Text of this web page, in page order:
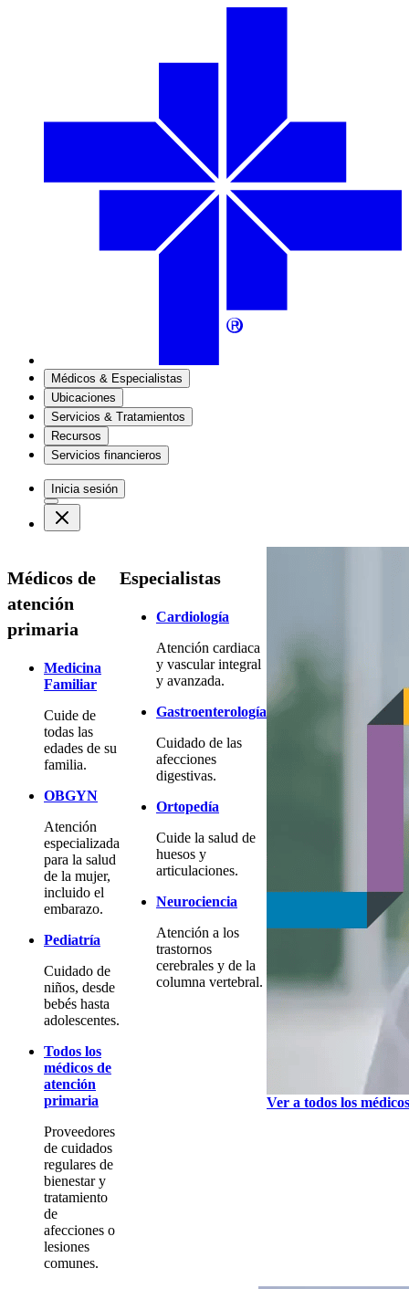
Médicos & Especialistas
Ubicaciones
Servicios & Tratamientos
Recursos
Servicios financieros
Inicia sesión
Médicos de
atención
primaria
Medicina
Familiar
Cuide de
todas las
edades de su
familia.
OBGYN
Atención
especializada
para la salud
de la mujer,
incluido el
embarazo.
Pediatría
Cuidado de
niños, desde
bebés hasta
adolescentes.
Todos los
médicos de
atención
primaria
Proveedores
de cuidados
regulares de
bienestar y
tratamiento
de
afecciones o
lesiones
comunes.
Especialistas
Cardiología
Atención cardiaca
y vascular integral
y avanzada.
Gastroenterología
Cuidado de las
afecciones
digestivas.
Ortopedía
Cuide la salud de
huesos y
articulaciones.
Neurociencia
Atención a los
trastornos
cerebrales y de la
columna vertebral.
Ver a todos los médicos